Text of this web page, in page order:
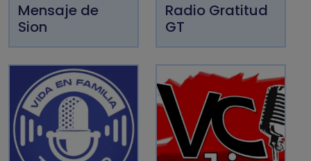
Mensaje de
Sion
Radio Gratitud
GT